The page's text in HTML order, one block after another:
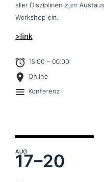
aller Disziplinen zum
Workshop ein.
>link
15:00 – 00:00
Online
Konferenz
AUG
17–20